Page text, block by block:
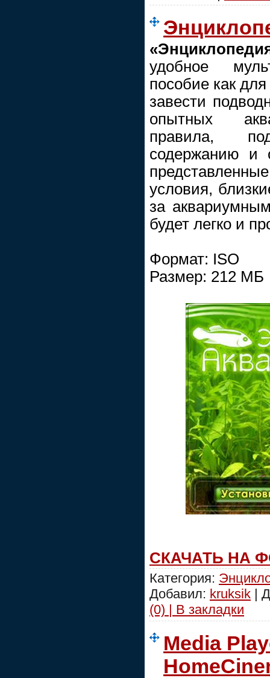
удобное
пособие как для
завести
опытных
правила,
содержанию и
условия,
за
будет легко и
Формат: ISO
Размер: 212 МБ
СКАЧАТЬ НА
Категория:
Добавил: kruksik |
(0) | В закладки
Media